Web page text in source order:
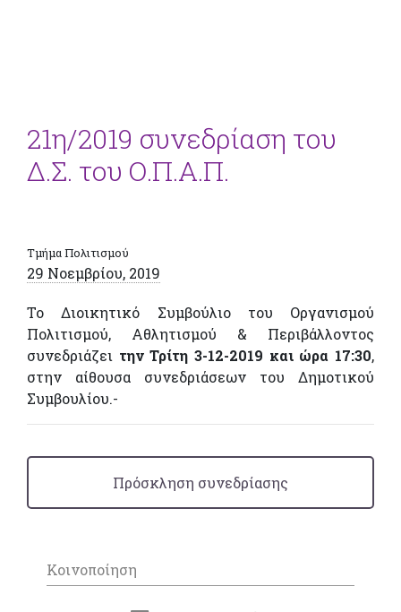
21η/2019 συνεδρίαση του
Δ.Σ. του Ο.Π.Α.Π.
Τμήμα Πολιτισμού
29 Νοεμβρίου, 2019
Το Διοικητικό Συμβούλιο του Οργανισμού
Πολιτισμού, Αθλητισμού & Περιβάλλοντος
συνεδριάζει την Τρίτη 3-12-2019 και ώρα 17:30,
στην αίθουσα συνεδριάσεων του Δημοτικού
Συμβουλίου.-
Πρόσκληση συνεδρίασης
Κοινοποίηση